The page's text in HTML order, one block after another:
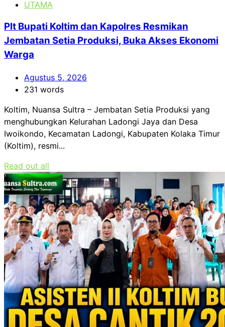
UTAMA
Plt Bupati Koltim dan Kapolres Resmikan
Jembatan Setia Produksi, Buka Akses Ekonomi
Warga
Agustus 5, 2026
231 words
Koltim, Nuansa Sultra – Jembatan Setia Produksi yang
menghubungkan Kelurahan Ladongi Jaya dan Desa
Iwoikondo, Kecamatan Ladongi, Kabupaten Kolaka Timur
(Koltim), resmi...
Read out all